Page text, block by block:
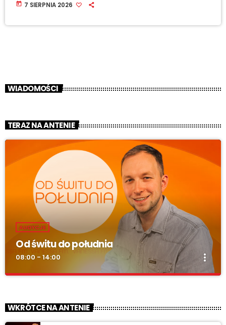
today 7 SIERPNIA 2026
WIADOMOŚCI
TERAZ NA ANTENIE
AUDYCJE
Od świtu do południa
08:00 - 14:00 more_vert
„Od świtu do południa” – poranny program Radia Vanessa od
WKRÓTCE NA ANTENIE